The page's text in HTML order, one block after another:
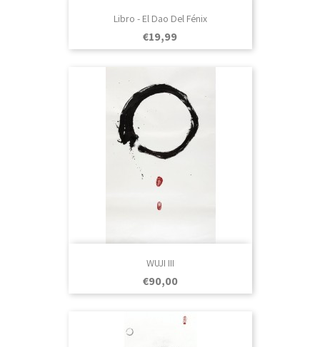
Libro - El Dao Del Fénix
Prezo
€19,99
WUJI III
Prezo
€90,00